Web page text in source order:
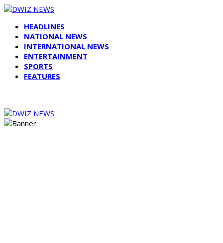
HEADLINES
NATIONAL NEWS
INTERNATIONAL NEWS
ENTERTAINMENT
SPORTS
FEATURES